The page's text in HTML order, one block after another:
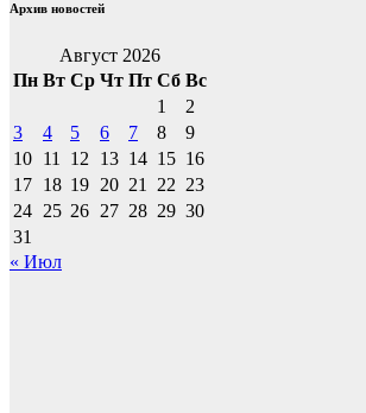
Архив новостей
Август 2026
Пн Вт Ср Чт Пт Сб Вс
1
2
3
4 5 6 7 8
9
10 11 12 13 14 15 16
17 18 19 20 21 22 23
24 25 26 27 28 29 30
31
« Июл